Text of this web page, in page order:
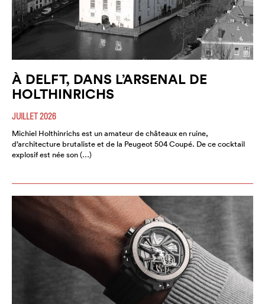
À DELFT, DANS L’ARSENAL DE
HOLTHINRICHS
JUILLET 2026
Michiel Holthinrichs est un amateur de châteaux en ruine,
d’architecture brutaliste et de la Peugeot 504 Coupé. De ce cocktail
explosif est née son (…)